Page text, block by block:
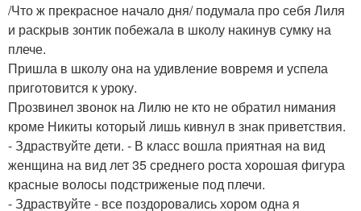
/Что ж прекрасное начало дня/ подумала про себя Лиля
и раскрыв зонтик побежала в школу накинув сумку на
плече.
Пришла в школу она на удивление вовремя и успела
приготовится к уроку.
Прозвинел звонок на Лилю не кто не обратил нимания
кроме Никиты который лишь кивнул в знак приветствия.
- Здраствуйте дети. - В класс вошла приятная на вид
женщина на вид лет 35 среднего роста хорошая фигура
красные волосы подстриженые под плечи.
- Здраствуйте - все поздоровались хором одна я